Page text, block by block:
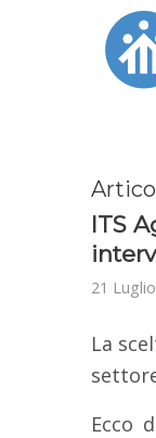
ITS
21
La
Ecco